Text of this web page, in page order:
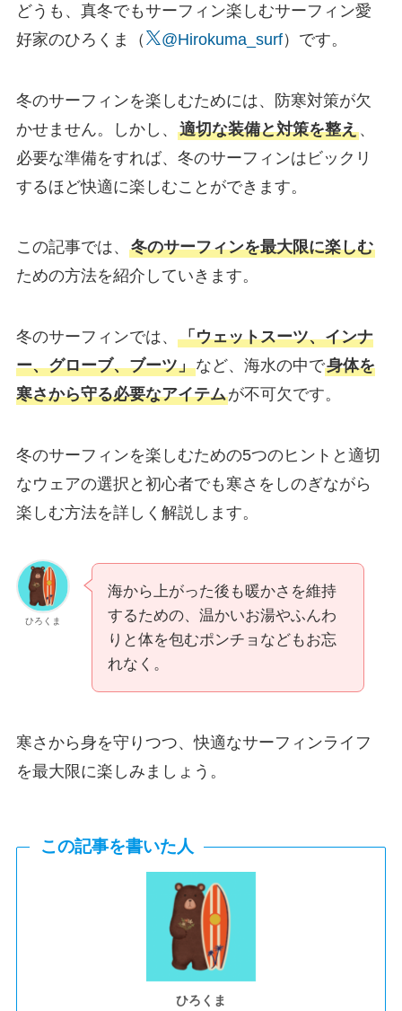
どうも、真冬でもサーフィン楽しむサーフィン愛
好家のひろくま（
@Hirokuma_surf）です。
冬のサーフィンを楽しむためには、防寒対策が欠
かせません。しかし、 適切な装備と対策を整え、
必要な準備をすれば、冬のサーフィンはビックリ
するほど快適に楽しむことができます。
この記事では、 冬のサーフィンを最大限に楽しむ
ための方法を紹介していきます。
冬のサーフィンでは、 「ウェットスーツ、インナ
ー、グローブ、ブーツ」など、海水の中で身体を
寒さから守る必要なアイテムが不可欠です。
冬のサーフィンを楽しむための5つのヒントと適切
なウェアの選択と初心者でも寒さをしのぎながら
楽しむ方法を詳しく解説します。
ひろくま
海から上がった後も暖かさを維持
するための、温かいお湯やふんわ
りと体を包むポンチョなどもお忘
れなく。
寒さから身を守りつつ、快適なサーフィンライフ
を最大限に楽しみましょう。
この記事を書いた人
ひろくま